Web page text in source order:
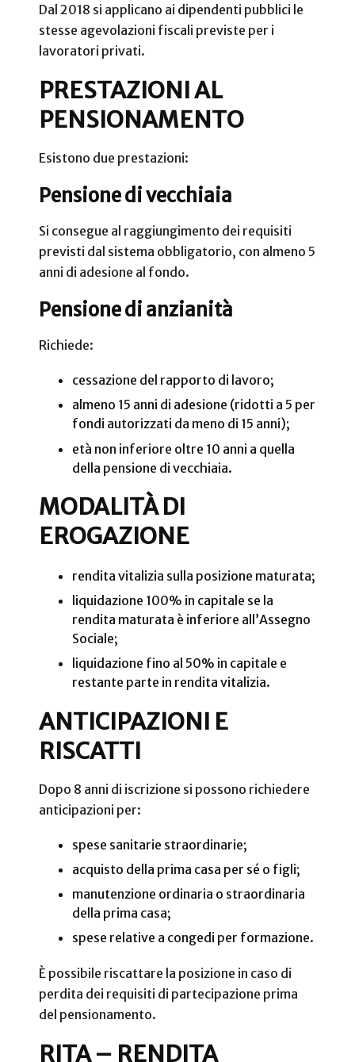
Dal 2018 si applicano ai dipendenti pubblici le
stesse agevolazioni fiscali previste per i
lavoratori privati.
PRESTAZIONI AL
PENSIONAMENTO
Esistono due prestazioni:
Pensione di vecchiaia
Si consegue al raggiungimento dei requisiti
previsti dal sistema obbligatorio, con almeno 5
anni di adesione al fondo.
Pensione di anzianità
Richiede:
cessazione del rapporto di lavoro;
almeno 15 anni di adesione (ridotti a 5 per
fondi autorizzati da meno di 15 anni);
età non inferiore oltre 10 anni a quella
della pensione di vecchiaia.
MODALITÀ DI
EROGAZIONE
rendita vitalizia sulla posizione maturata;
liquidazione 100% in capitale se la
rendita maturata è inferiore all’Assegno
Sociale;
liquidazione fino al 50% in capitale e
restante parte in rendita vitalizia.
ANTICIPAZIONI E
RISCATTI
Dopo 8 anni di iscrizione si possono richiedere
anticipazioni per:
spese sanitarie straordinarie;
acquisto della prima casa per sé o figli;
manutenzione ordinaria o straordinaria
della prima casa;
spese relative a congedi per formazione.
È possibile riscattare la posizione in caso di
perdita dei requisiti di partecipazione prima
del pensionamento.
RITA – RENDITA